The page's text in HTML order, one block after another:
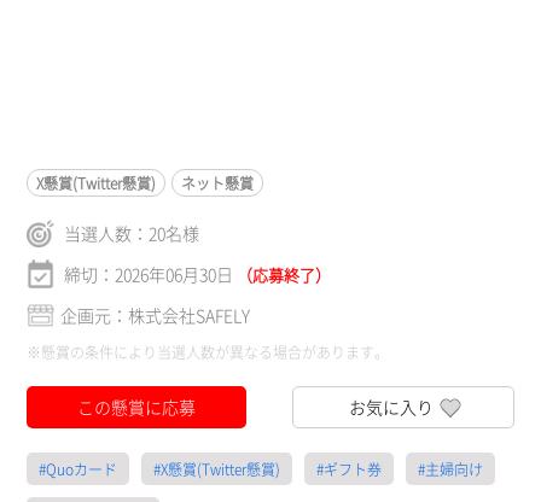
X懸賞(Twitter懸賞) ネット懸賞
当選人数： 20名様
締切：2026年06月30日
（応募終了）
企画元：株式会社SAFELY
※懸賞の条件により当選人数が異なる場合があります。
この懸賞に応募 お気に入り
#Quoカード #X懸賞(Twitter懸賞) #ギフト券 #主婦向け